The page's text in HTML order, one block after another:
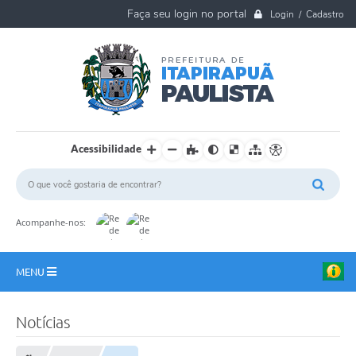
Login / Cadastro
Acessibilidade
Acompanhe-nos:
MENU
Notícias